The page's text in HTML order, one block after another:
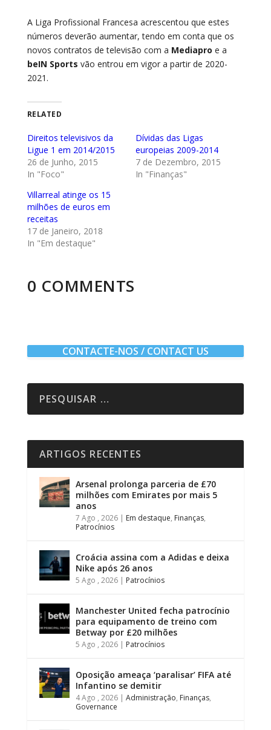
A Liga Profissional Francesa acrescentou que estes
números deverão aumentar, tendo em conta que os
novos contratos de televisão com a Mediapro e a
beIN Sports vão entrou em vigor a partir de 2020-
2021.
RELATED
Direitos televisivos da
Ligue 1 em 2014/2015
26 de Junho, 2015
In "Foco"
Dívidas das Ligas
europeias 2009-2014
7 de Dezembro, 2015
In "Finanças"
Villarreal atinge os 15
milhões de euros em
receitas
17 de Janeiro, 2018
In "Em destaque"
0 COMMENTS
CONTACTE-NOS / CONTACT US
ARTIGOS RECENTES
Arsenal prolonga parceria de £70
milhões com Emirates por mais 5
anos
7 Ago , 2026| Em destaque, Finanças,
Patrocínios
Croácia assina com a Adidas e deixa
Nike após 26 anos
5 Ago , 2026| Patrocínios
Manchester United fecha patrocínio
para equipamento de treino com
Betway por £20 milhões
5 Ago , 2026| Patrocínios
Oposição ameaça ‘paralisar’ FIFA até
Infantino se demitir
4 Ago , 2026| Administração, Finanças,
Governance